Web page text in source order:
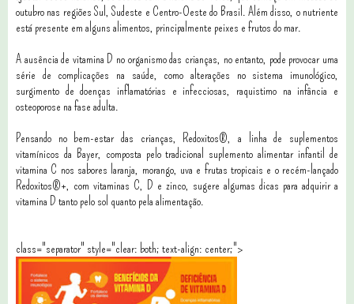
outubro nas regiões Sul, Sudeste e Centro-Oeste do Brasil. Além disso, o nutriente
está presente em alguns alimentos, principalmente peixes e frutos do mar.
A ausência de vitamina D no organismo das crianças, no entanto, pode provocar uma
série de complicações na saúde, como alterações no sistema imunológico,
surgimento de doenças inflamatórias e infecciosas, raquistimo na infância e
osteoporose na fase adulta.
Pensando no bem-estar das crianças, Redoxitos®, a linha de suplementos
vitamínicos da Bayer, composta pelo tradicional suplemento alimentar infantil de
vitamina C nos sabores laranja, morango, uva e frutas tropicais e o recém-lançado
Redoxitos®+, com vitaminas C, D e zinco, sugere algumas dicas para adquirir a
vitamina D tanto pelo sol quanto pela alimentação.
class="separator" style="clear: both; text-align: center;">